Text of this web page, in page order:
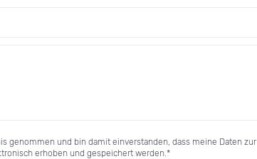
genommen und bin damit einverstanden, dass meine Daten zur
erhoben und gespeichert werden.*